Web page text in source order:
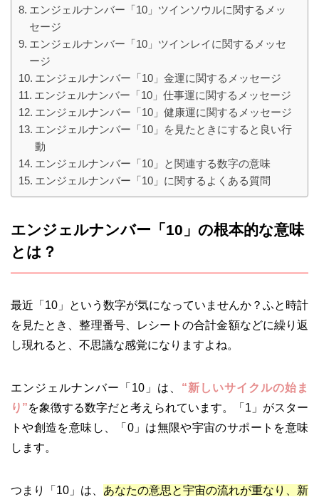
エンジェルナンバー「10」ツインソウルに関するメッ
セージ
エンジェルナンバー「10」ツインレイに関するメッセ
ージ
エンジェルナンバー「10」金運に関するメッセージ
エンジェルナンバー「10」仕事運に関するメッセージ
エンジェルナンバー「10」健康運に関するメッセージ
エンジェルナンバー「10」を見たときにすると良い行
動
エンジェルナンバー「10」と関連する数字の意味
エンジェルナンバー「10」に関するよくある質問
エンジェルナンバー「10」の根本的な意味
とは？
最近「10」という数字が気になっていませんか？ふと時計
を見たとき、整理番号、レシートの合計金額などに繰り返
し現れると、不思議な感覚になりますよね。
エンジェルナンバー「10」は、 “新しいサイクルの始ま
り”を象徴する数字だと考えられています。「1」がスター
トや創造を意味し、「0」は無限や宇宙のサポートを意味
します。
つまり「10」は、 あなたの意思と宇宙の流れが重なり、新